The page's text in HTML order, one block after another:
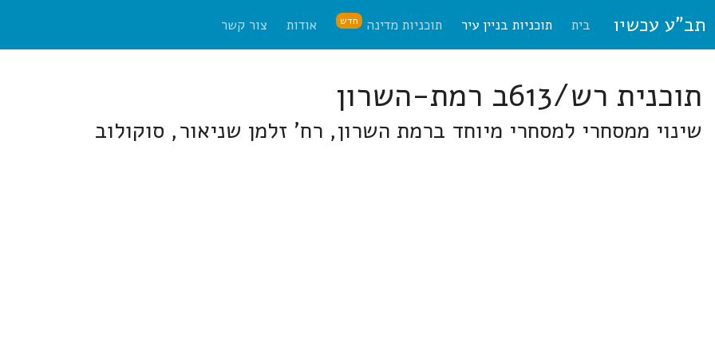
תב"ע עכשיו בית תוכניות בניין עיר תוכניות מדינה חדש אודות צור קשר
תוכנית רש/613ב רמת-השרון
שינוי ממסחרי למסחרי מיוחד ברמת השרון, רח' זלמן שניאור, סוקולוב